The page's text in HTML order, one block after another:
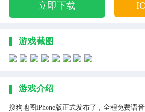
立即下载
游戏截图
游戏介绍
搜狗地图iPhone版正式发布了，全程免费语